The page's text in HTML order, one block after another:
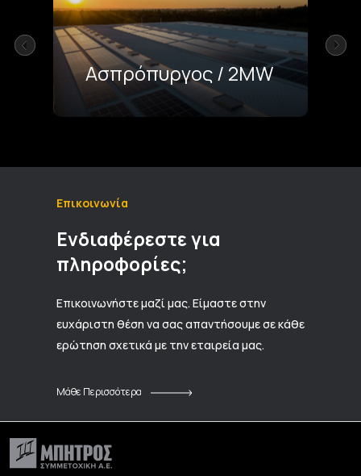
Ασπρόπυργος / 2MW
Επικοινωνία
Ενδιαφέρεστε για
πληροφορίες;
Επικοινωνήστε μαζί μας. Είμαστε στην
ευχάριστη θέση να σας απαντήσουμε σε κάθε
ερώτηση σχετικά με την εταιρεία μας.
Μάθε Περισσότερα